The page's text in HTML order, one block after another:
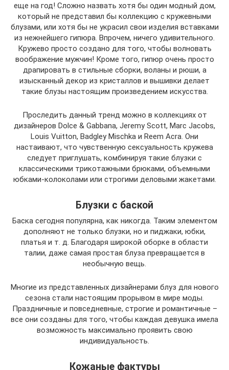
еще на год! Сложно назвать хотя бы один модный дом,
который не представил бы коллекцию с кружевными
блузами, или хотя бы не украсил свои изделия вставками
из нежнейшего гипюра. Впрочем, ничего удивительного.
Кружево просто создано для того, чтобы волновать
воображение мужчин! Кроме того, гипюр очень просто
драпировать в стильные сборки, воланы и рюши, а
изысканный декор из кристаллов и вышивки делает
такие блузы настоящим произведением искусства.
Проследить данный тренд можно в коллекциях от
дизайнеров Dolce & Gabbana, Jeremy Scott, Marc Jacobs,
Louis Vuitton, Badgley Mischka и Reem Acra. Они
настаивают, что чувственную сексуальность кружева
следует приглушать, комбинируя такие блузки с
классическими трикотажными брюками, объемными
юбками-колоколами или строгими деловыми жакетами.
Блузки с баской
Баска сегодня популярна, как никогда. Таким элементом
дополняют не только блузки, но и пиджаки, юбки,
платья и т. д. Благодаря широкой оборке в области
талии, даже самая простая блуза превращается в
необычную вещь.
Многие из представленных дизайнерами блуз для нового
сезона стали настоящим прорывом в мире моды.
Праздничные и повседневные, строгие и романтичные –
все они созданы для того, чтобы каждая девушка имела
возможность максимально проявить свою
индивидуальность.
Кожаные фактуры